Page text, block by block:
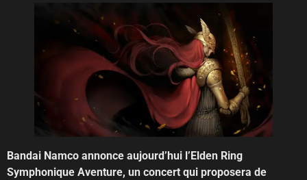
Bandai Namco annonce aujourd’hui l’Elden Ring
Symphonique Aventure, un concert qui proposera de